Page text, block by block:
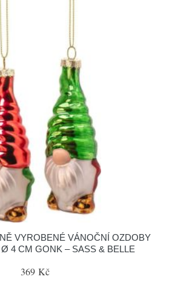
VYROBENÉ VÁNOČNÍ OZDOBY
4 CM GONK – SASS & BELLE
369 Kč